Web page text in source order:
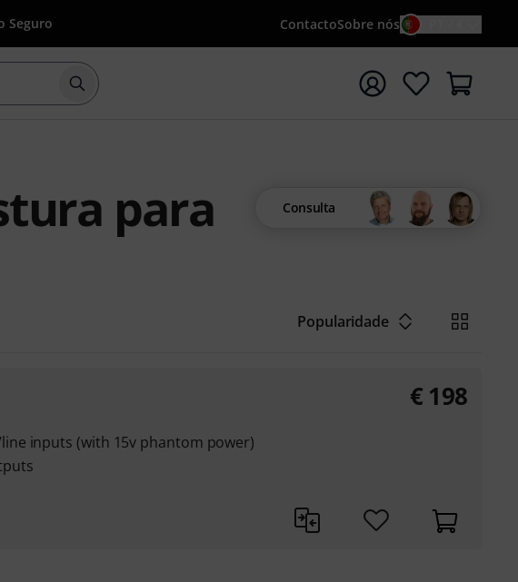
Seguro ContactoSobre nós
Iniciar pesquisa com o termo de pesquisa {searchTerm}
para
Consulta
Popularidade
inputs (with 15v phantom power)
€ 198